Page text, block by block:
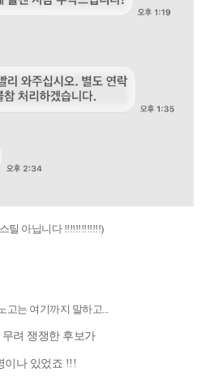
틸 아닙니다 !!!!!!!!!!!!!)
고는 여기까지 말하고...
무려 쟁쟁한 후보가
이나 있었죠 !!!